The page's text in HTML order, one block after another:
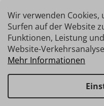
Wir verwenden
Surfen auf der Website
Funktionen, Leistung
Website-
Mehr Informationen